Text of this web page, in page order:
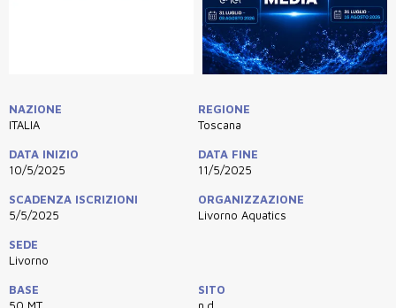
NAZIONE
ITALIA
REGIONE
Toscana
DATA INIZIO
10/5/2025
DATA FINE
11/5/2025
SCADENZA ISCRIZIONI
5/5/2025
ORGANIZZAZIONE
Livorno Aquatics
SEDE
Livorno
BASE
SITO